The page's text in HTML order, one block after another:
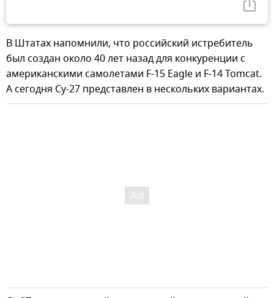
В Штатах напомнили, что российский истребитель
был создан около 40 лет назад для конкуренции с
американскими самолетами F-15 Eagle и F-14 Tomcat.
А сегодня Су-27 представлен в нескольких вариантах.